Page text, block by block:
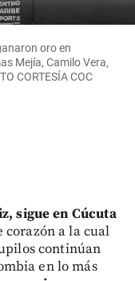
oro en
Mejía, Camilo Vera,
CORTESÍA COC
sigue en Cúcuta
corazón a la cual
continúan
en lo más